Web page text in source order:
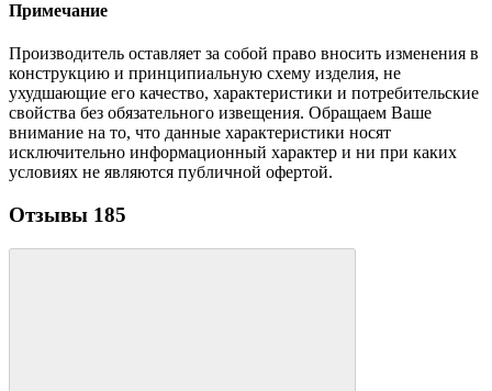
Примечание
Производитель оставляет за собой право вносить изменения в
конструкцию и принципиальную схему изделия, не
ухудшающие его качество, характеристики и потребительские
свойства без обязательного извещения. Обращаем Ваше
внимание на то, что данные характеристики носят
исключительно информационный характер и ни при каких
условиях не являются публичной офертой.
Отзывы 185